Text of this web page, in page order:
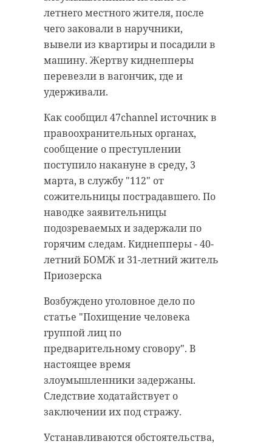
летнего местного жителя, после
чего заковали в наручники,
вывели из квартиры и посадили в
машину. Жертву киднепперы
перевезли в вагончик, где и
удерживали.
Как сообщил 47channel источник в
правоохранительных органах,
сообщение о преступлении
поступило накануне в среду, 3
марта, в службу "112" от
сожительницы пострадавшего. По
наводке заявительницы
подозреваемых и задержали по
горячим следам. Киднепперы - 40-
летний БОМЖ и 31-летний житель
Приозерска
Возбуждено уголовное дело по
статье "Похищение человека
группой лиц по
предварительному сговору". В
настоящее время
злоумышленники задержаны.
Следствие ходатайствует о
заключении их под стражу.
Устанавливаются обстоятельства,
добычи, разделки и хранения лося.
На месте преступления было
организовано дежурство,
сообщили в пресс-службе
регионального Охотнадзора.
Браконьеры готовились вывезти
разделанное на части мясо.
Утром 3 марта с поличным были
задержаны двое мужчин, которые
пытались вывезти незаконно
добытого и уже разделанного лося.
На месте также работала
следственно-оперативная группа
УМВД России по Всеволожскому
району. Проводится
расследование.
Фото: Охотнадзор Ленинградской
области
браконьеры охотнадзор
лось
крупной группировки,
занимавшейся хищениями
иномарок. Более десяти человек
угоняли автомобили корейского
производства и их перегоняли их
в соседнюю страну. Об этом
регионального МВД.
Автомобили «Киа» и «Хендай»
угоняли в Санкт-Петербурге и
Ленинградской области.
Злоумышленники изменяли
идентификационные обозначения
иномарок, чтобы в дальнейшем
продавать на территории
соседней республики. В
группировке состояло 11 человек.
3 марта в Санкт-Петербурге,
Гатчине и Кингисеппе были
задержаны четверо активных
участников данной группы. Среди
них - двое непосредственных
исполнителей угонов. Они также
перегоняли автомобили в место
«отстоя» - специально
Гостилицы (Гатчинский район